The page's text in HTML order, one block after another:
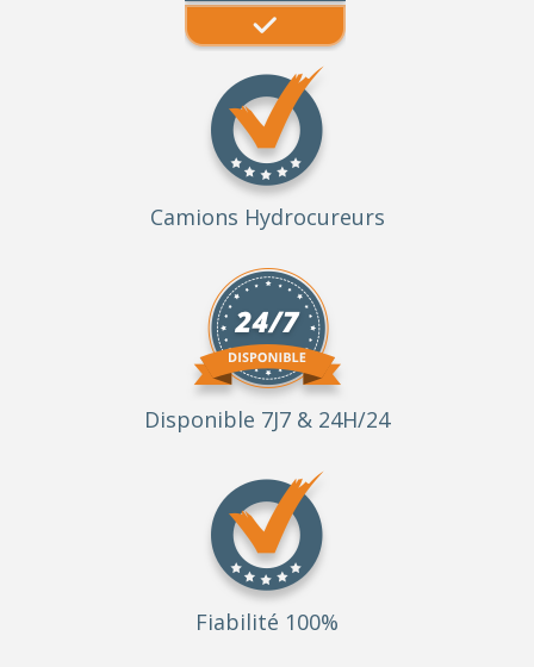
Camions Hydrocureurs
Disponible 7J7 & 24H/24
Fiabilité 100%